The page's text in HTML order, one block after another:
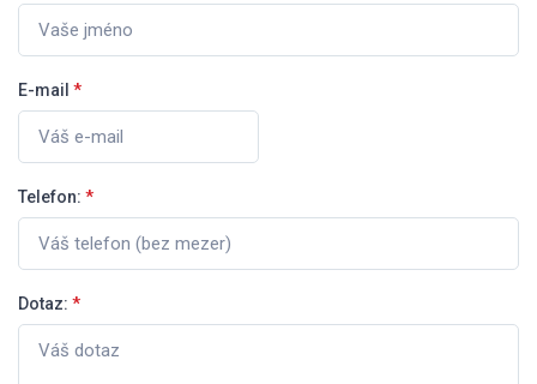
E-mail *
Telefon: *
Dotaz: *